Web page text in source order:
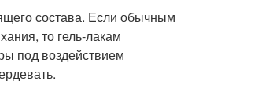
состава. Если обычным
то гель-лакам
под воздействием